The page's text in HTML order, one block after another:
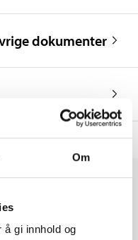
Om
gi innhold og
dokumenter